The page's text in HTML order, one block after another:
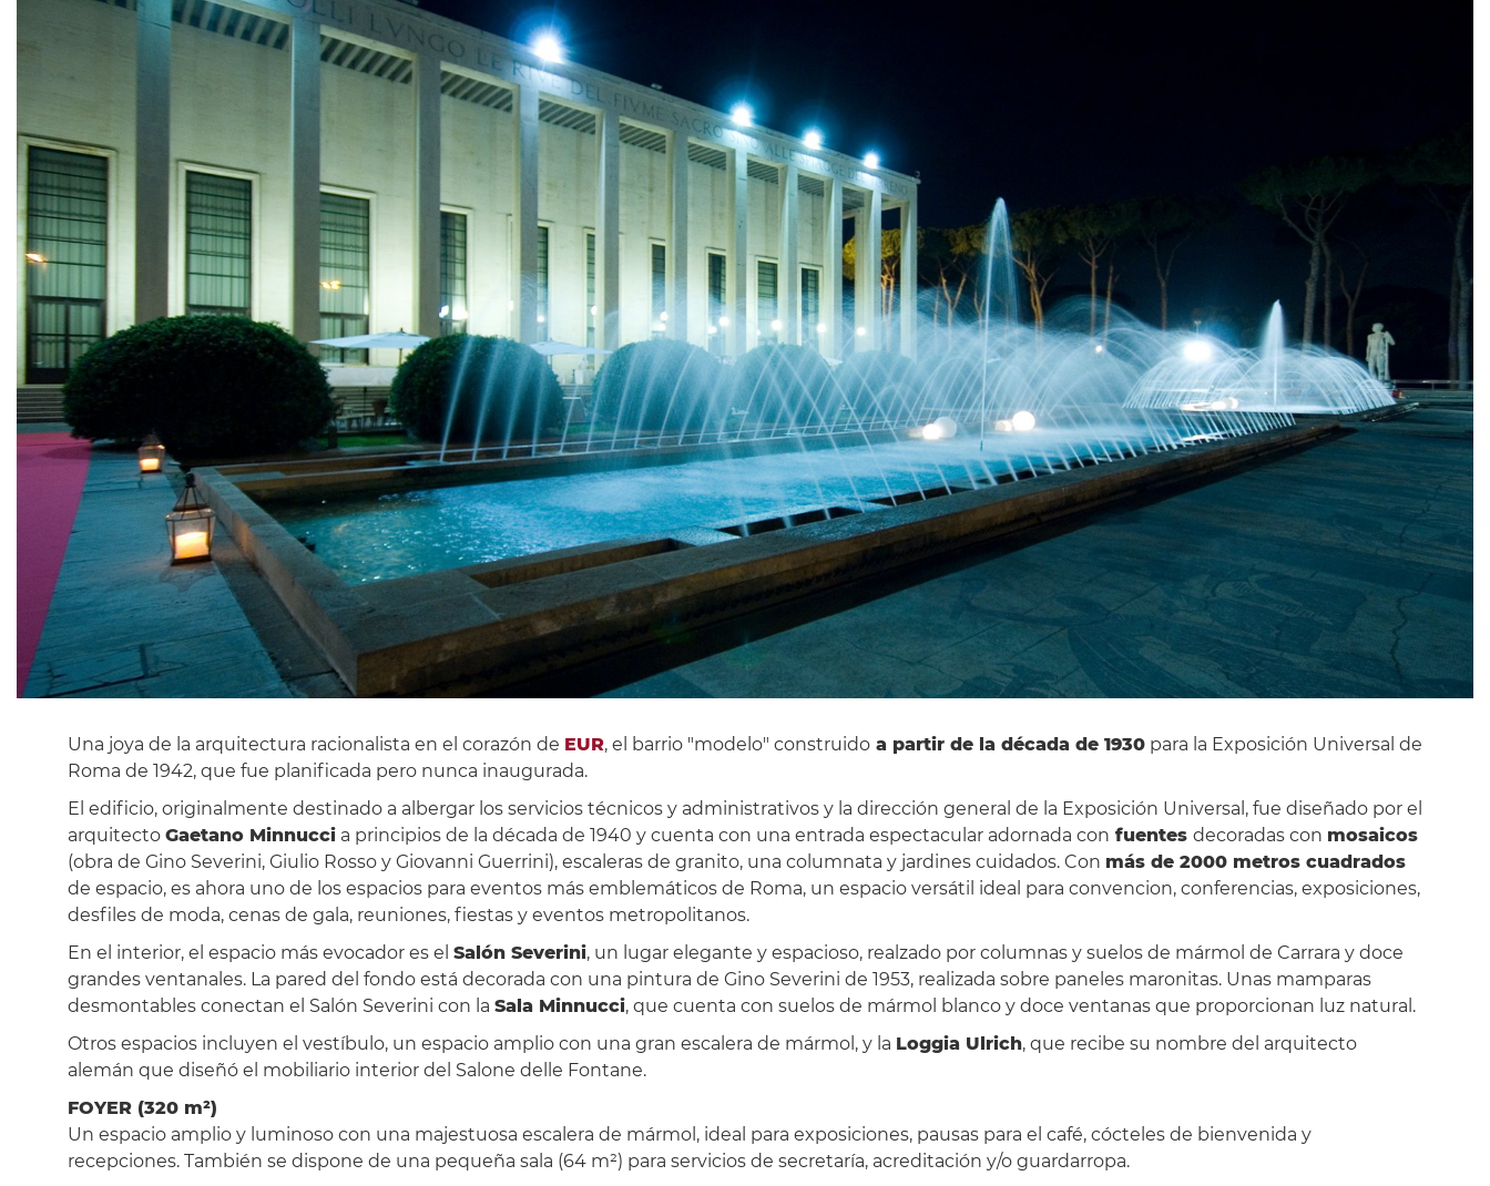
Una joya de la arquitectura racionalista en el corazón de EUR, el barrio "modelo" construidoa partir de la década de 1930para la Exposición Universal de
Roma de 1942, que fue planificada pero nunca inaugurada.
El edificio, originalmente destinado a albergar los servicios técnicos y administrativos y la dirección general de la Exposición Universal, fue diseñado por el
arquitecto Gaetano Minnuccia principios de la década de 1940 y cuenta con una entrada espectacular adornada con fuentes decoradas con mosaicos
(obra de Gino Severini, Giulio Rosso y Giovanni Guerrini), escaleras de granito, una columnata y jardines cuidados. Con más de 2000 metros cuadrados
de espacio, es ahora uno de los espacios para eventos más emblemáticos de Roma, un espacio versátil ideal para convencion, conferencias, exposiciones,
desfiles de moda, cenas de gala, reuniones, fiestas y eventos metropolitanos.
En el interior, el espacio más evocador es el Salón Severini, un lugar elegante y espacioso, realzado por columnas y suelos de mármol de Carrara y doce
grandes ventanales. La pared del fondo está decorada con una pintura de Gino Severini de 1953, realizada sobre paneles maronitas. Unas mamparas
desmontables conectan el Salón Severini con la Sala Minnucci, que cuenta con suelos de mármol blanco y doce ventanas que proporcionan luz natural.
Otros espacios incluyen el vestíbulo, un espacio amplio con una gran escalera de mármol, y la Loggia Ulrich, que recibe su nombre del arquitecto
alemán que diseñó el mobiliario interior del Salone delle Fontane.
FOYER (320 m²)
Un espacio amplio y luminoso con una majestuosa escalera de mármol, ideal para exposiciones, pausas para el café, cócteles de bienvenida y
recepciones. También se dispone de una pequeña sala (64 m²) para servicios de secretaría, acreditación y/o guardarropa.